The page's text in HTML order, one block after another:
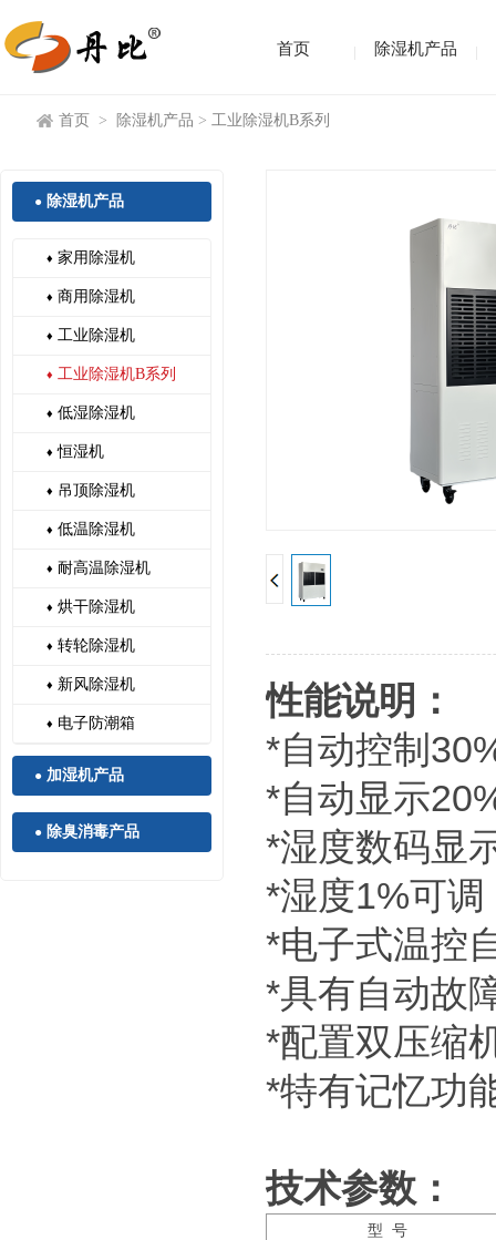
首页 除湿机产品
首页 > 除湿机产品 > 工业除湿机B系列
● 除湿机产品
♦ 家用除湿机
♦ 商用除湿机
♦ 工业除湿机
♦ 工业除湿机B系列
♦ 低湿除湿机
♦ 恒湿机
♦ 吊顶除湿机
♦ 低温除湿机
♦ 耐高温除湿机
♦ 烘干除湿机
♦ 转轮除湿机
♦ 新风除湿机
♦ 电子防潮箱
● 加湿机产品
● 除臭消毒产品
性能说明：
*自动控制
*自动显示
*湿度数码显
*湿度1%可
*电子式温控
*具有自动故
*配置双压缩
*特有记忆功
技术参数：
型 号